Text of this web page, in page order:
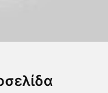
ΕΞΥΠΝΗΣ
08 2026